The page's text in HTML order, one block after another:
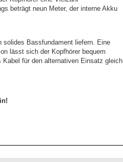
beträgt neun Meter, der interne Akku
solides Bassfundament liefern. Eine
lässt sich der Kopfhörer bequem
für den alternativen Einsatz gleich